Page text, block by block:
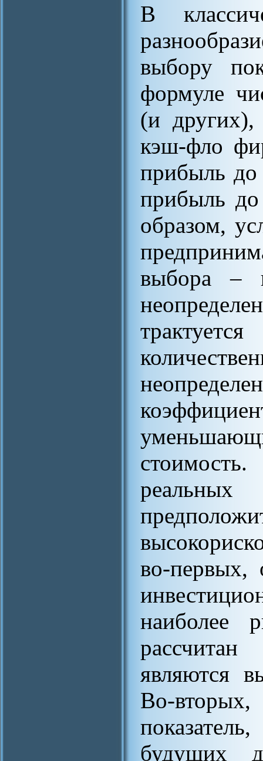
В
выбору
формуле
(и
кэш-фло
прибыль до
прибыль
образом,
выбора –
во-первых,
наиболее
являются
Во-
будущих